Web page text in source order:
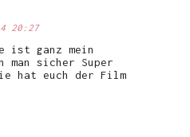
20:27
ist ganz mein
man sicher Super
hat euch der Film